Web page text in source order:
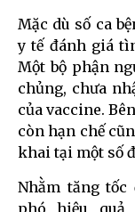
Mặc dù số ca
y tế đánh giá
Một bộ phận
chủng, chưa
của vaccine.
còn hạn chế
khai tại một số
Nhằm tăng
phó hiệu